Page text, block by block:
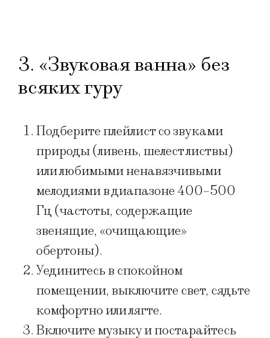
3. «Звуковая ванна» без
всяких гуру
Подберите плейлист со звуками
природы (ливень, шелест листвы)
или любимыми ненавязчивыми
мелодиями в диапазоне 400–500
Гц (частоты, содержащие
звенящие, «очищающие»
обертоны).
Уединитесь в спокойном
помещении, выключите свет, сядьте
комфортно или лягте.
Включите музыку и постарайтесь